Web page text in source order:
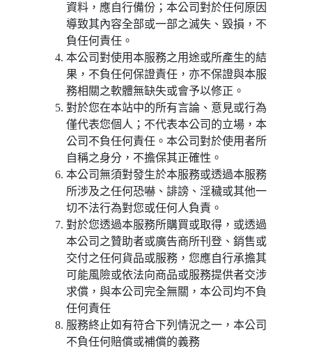
資料，應自行備份；本公司對於任何原因
導致其內容全部或一部之滅失、毀損，不
負任何責任。
本公司對使用本服務之用途或所產生的結
果，不負任何保證責任，亦不保證與本服
務相關之軟體無缺失或會予以修正。
對於您在本站中的所有言論、意見或行為
僅代表您個人；不代表本公司的立場，本
公司不負任何責任。本公司對於使用者所
自稱之身分，不擔保其正確性。
本公司無須對發生於本服務或透過本服務
所涉及之任何恐嚇、誹謗、淫穢或其他一
切不法行為對您或任何人負責。
對於您透過本服務所購買或取得，或透過
本公司之贊助者或廣告商所刊登、銷售或
交付之任何貨品或服務，您應自行承擔其
可能風險或依法向商品或服務提供者交涉
求償，與本公司完全無關，本公司均不負
任何責任
服務終止如有符合下列情況之一，本公司
不負任何賠償或補償的義務